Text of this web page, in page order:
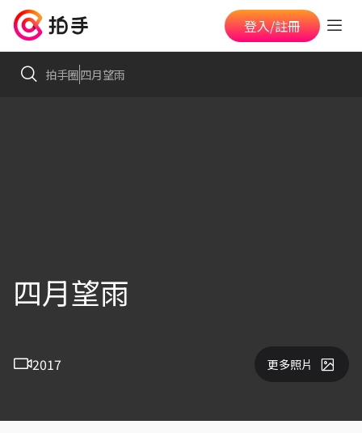
登入/註冊
拍手圈四月望雨
四月望雨
2017 更多照片